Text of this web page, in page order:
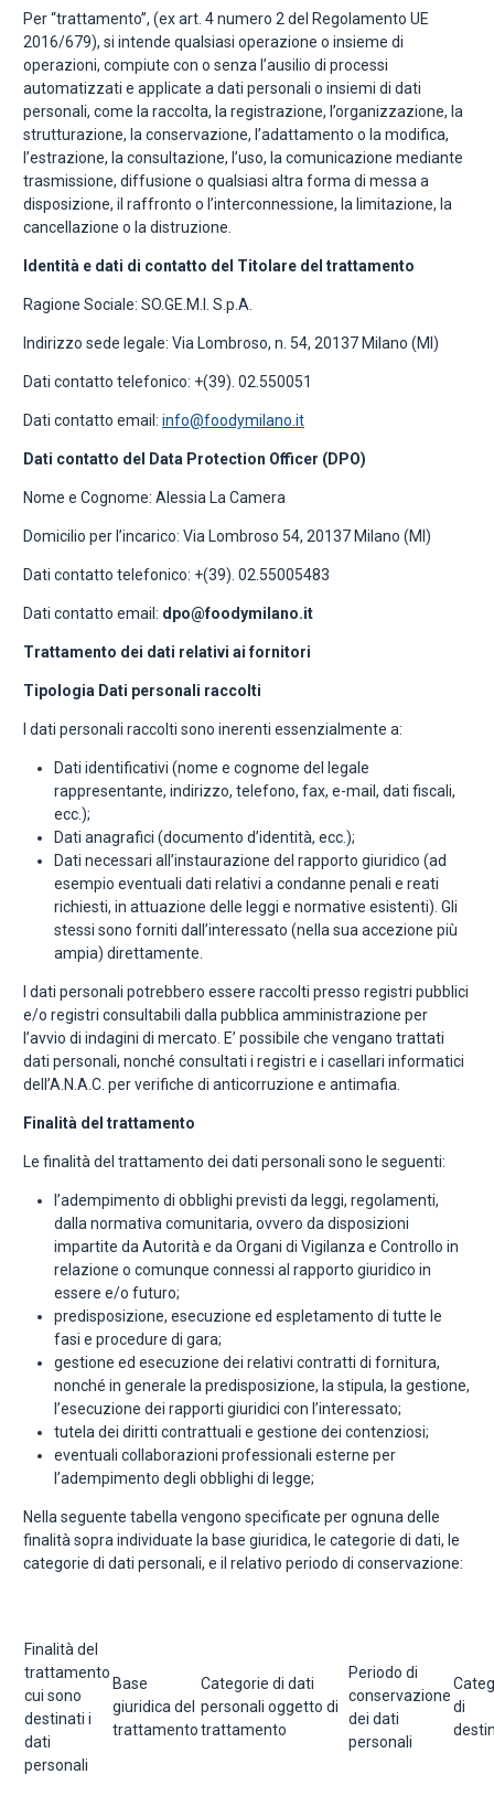
Per “trattamento”, (ex art. 4 numero 2 del Regolamento UE
2016/679), si intende qualsiasi operazione o insieme di
operazioni, compiute con o senza l’ausilio di processi
automatizzati e applicate a dati personali o insiemi di dati
personali, come la raccolta, la registrazione, l’organizzazione, la
strutturazione, la conservazione, l’adattamento o la modifica,
l’estrazione, la consultazione, l’uso, la comunicazione mediante
trasmissione, diffusione o qualsiasi altra forma di messa a
disposizione, il raffronto o l’interconnessione, la limitazione, la
cancellazione o la distruzione.
Identità e dati di contatto del Titolare del trattamento
Ragione Sociale: SO.GE.M.I. S.p.A.
Indirizzo sede legale: Via Lombroso, n. 54, 20137 Milano (MI)
Dati contatto telefonico: +(39). 02.550051
Dati contatto email: info@foodymilano.it
Dati contatto del Data Protection Officer (DPO)
Nome e Cognome: Alessia La Camera
Domicilio per l’incarico: Via Lombroso 54, 20137 Milano (MI)
Dati contatto telefonico: +(39). 02.55005483
Dati contatto email: dpo@foodymilano.it
Trattamento dei dati relativi ai fornitori
Tipologia Dati personali raccolti
I dati personali raccolti sono inerenti essenzialmente a:
Dati identificativi (nome e cognome del legale
rappresentante, indirizzo, telefono, fax, e-mail, dati fiscali,
ecc.);
Dati anagrafici (documento d’identità, ecc.);
Dati necessari all’instaurazione del rapporto giuridico (ad
esempio eventuali dati relativi a condanne penali e reati
richiesti, in attuazione delle leggi e normative esistenti). Gli
stessi sono forniti dall’interessato (nella sua accezione più
ampia) direttamente.
I dati personali potrebbero essere raccolti presso registri pubblici
e/o registri consultabili dalla pubblica amministrazione per
l’avvio di indagini di mercato. E’ possibile che vengano trattati
dati personali, nonché consultati i registri e i casellari informatici
dell’A.N.A.C. per verifiche di anticorruzione e antimafia.
Finalità del trattamento
Le finalità del trattamento dei dati personali sono le seguenti:
l’adempimento di obblighi previsti da leggi, regolamenti,
dalla normativa comunitaria, ovvero da disposizioni
impartite da Autorità e da Organi di Vigilanza e Controllo in
relazione o comunque connessi al rapporto giuridico in
essere e/o futuro;
predisposizione, esecuzione ed espletamento di tutte le
fasi e procedure di gara;
gestione ed esecuzione dei relativi contratti di fornitura,
nonché in generale la predisposizione, la stipula, la gestione,
l’esecuzione dei rapporti giuridici con l’interessato;
tutela dei diritti contrattuali e gestione dei contenziosi;
eventuali collaborazioni professionali esterne per
l’adempimento degli obblighi di legge;
Nella seguente tabella vengono specificate per ognuna delle
finalità sopra individuate la base giuridica, le categorie di dati, le
categorie di dati personali, e il relativo periodo di conservazione:
Finalità del
trattamento
cui sono
destinati i
dati
personali
Base
giuridica del
trattamento
Categorie di dati
personali oggetto di
trattamento
Periodo di
conservazione
dei dati
personali
di